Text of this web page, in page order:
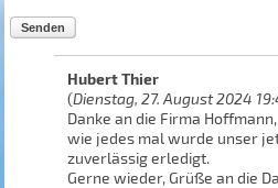
Senden
Hubert Thier
(Dienstag, 27. August 2024
Danke an die Firma Hoffmann,
wie jedes mal wurde unser
zuverlässig erledigt.
Gerne wieder, Grüße an die